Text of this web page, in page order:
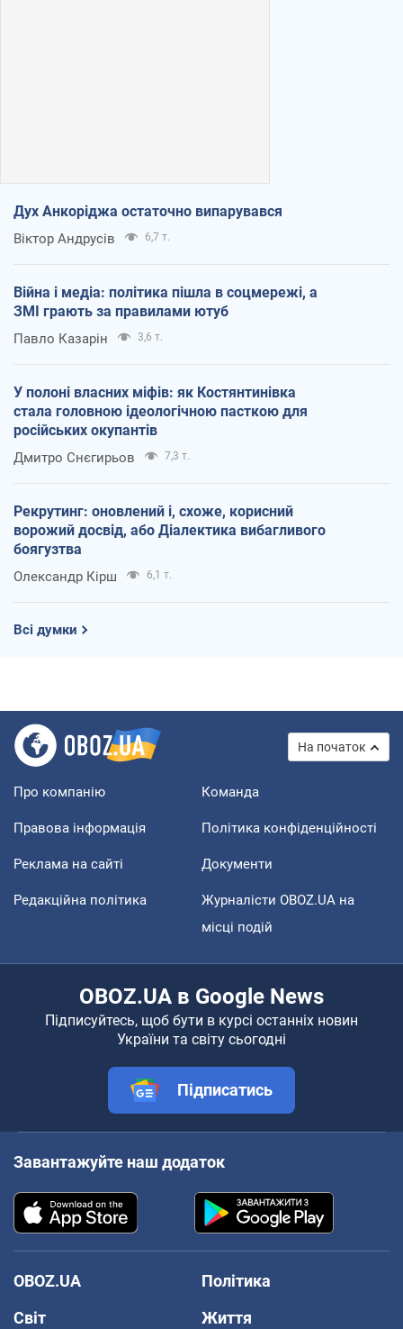
Дух Анкоріджа остаточно випарувався
Віктор Андрусів 6,7 т.
Війна і медіа: політика пішла в соцмережі, а
ЗМІ грають за правилами ютуб
Павло Казарін 3,6 т.
У полоні власних міфів: як Костянтинівка
стала головною ідеологічною пасткою для
російських окупантів
Дмитро Снєгирьов 7,3 т.
Рекрутинг: оновлений і, схоже, корисний
ворожий досвід, або Діалектика вибагливого
боягузтва
Олександр Кірш 6,1 т.
Всі думки
На початок
Про компанію Команда
Правова інформація Політика конфіденційності
Реклама на сайті Документи
Редакційна політика
Журналісти OBOZ.UA на
місці подій
OBOZ.UA в Google News
Підписуйтесь, щоб бути в курсі останніх новин
України та світу сьогодні
Підписатись
Завантажуйте наш додаток
OBOZ.UA
Політика
Світ
Життя